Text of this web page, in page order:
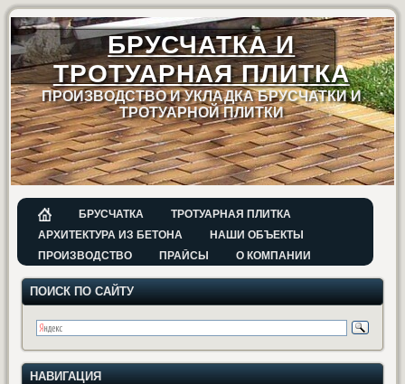
БРУСЧАТКА И
ТРОТУАРНАЯ ПЛИТКА
ПРОИЗВОДСТВО И УКЛАДКА БРУСЧАТКИ И
ТРОТУАРНОЙ ПЛИТКИ
БРУСЧАТКА
ТРОТУАРНАЯ ПЛИТКА
АРХИТЕКТУРА ИЗ БЕТОНА
НАШИ ОБЪЕКТЫ
ПРОИЗВОДСТВО
ПРАЙСЫ О КОМПАНИИ
ПОИСК ПО САЙТУ
НАВИГАЦИЯ